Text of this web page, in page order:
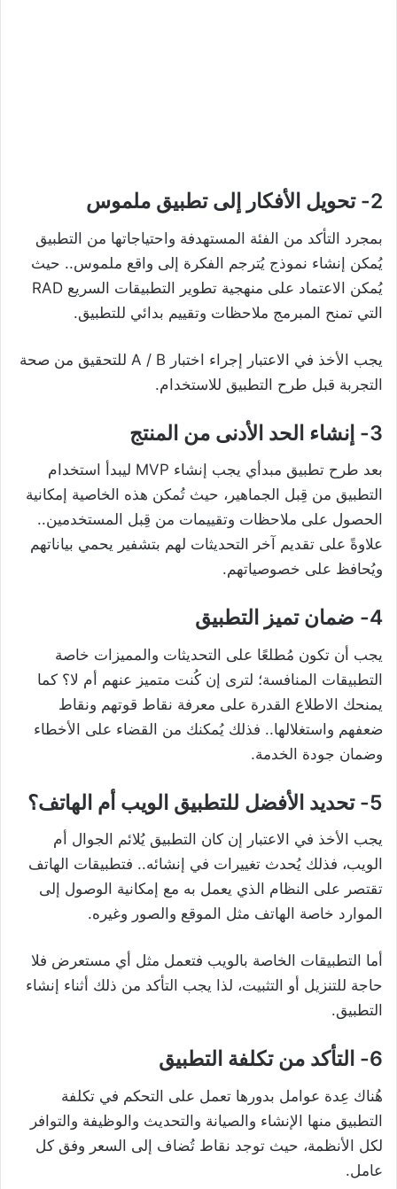
2- تحويل الأفكار إلى تطبيق ملموس
بمجرد التأكد من الفئة المستهدفة واحتياجاتها من التطبيق
يُمكن إنشاء نموذج يُترجم الفكرة إلى واقع ملموس.. حيث
يُمكن الاعتماد على منهجية تطوير التطبيقات السريع RAD
التي تمنح المبرمج ملاحظات وتقييم بدائي للتطبيق.
يجب الأخذ في الاعتبار إجراء اختبار A / B للتحقيق من صحة
التجربة قبل طرح التطبيق للاستخدام.
3- إنشاء الحد الأدنى من المنتج
بعد طرح تطبيق مبدأي يجب إنشاء MVP ليبدأ استخدام
التطبيق من قِبل الجماهير، حيث تُمكن هذه الخاصية إمكانية
الحصول على ملاحظات وتقييمات من قِبل المستخدمين..
علاوةً على تقديم آخر التحديثات لهم بتشفير يحمي بياناتهم
ويُحافظ على خصوصياتهم.
4- ضمان تميز التطبيق
يجب أن تكون مُطلعًا على التحديثات والمميزات خاصة
التطبيقات المنافسة؛ لترى إن كُنت متميز عنهم أم لا؟ كما
يمنحك الاطلاع القدرة على معرفة نقاط قوتهم ونقاط
ضعفهم واستغلالها.. فذلك يُمكنك من القضاء على الأخطاء
وضمان جودة الخدمة.
5- تحديد الأفضل للتطبيق الويب أم الهاتف؟
يجب الأخذ في الاعتبار إن كان التطبيق يُلائم الجوال أم
الويب، فذلك يُحدث تغييرات في إنشائه.. فتطبيقات الهاتف
تقتصر على النظام الذي يعمل به مع إمكانية الوصول إلى
الموارد خاصة الهاتف مثل الموقع والصور وغيره.
أما التطبيقات الخاصة بالويب فتعمل مثل أي مستعرض فلا
حاجة للتنزيل أو التثبيت، لذا يجب التأكد من ذلك أثناء إنشاء
التطبيق.
6- التأكد من تكلفة التطبيق
هُناك عِدة عوامل بدورها تعمل على التحكم في تكلفة
التطبيق منها الإنشاء والصيانة والتحديث والوظيفة والتوافر
لكل الأنظمة، حيث توجد نقاط تُضاف إلى السعر وفق كل
عامل.